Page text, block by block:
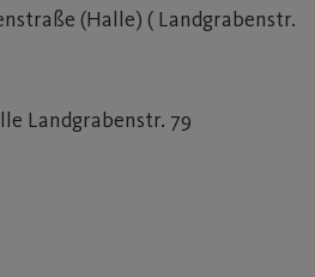
(Halle) ( Landgrabenstr.
Landgrabenstr. 79